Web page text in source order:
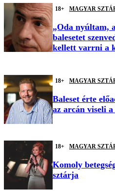
18+ MAGYAR
„Oda nyúltam,
balesetet
kellett varrni a
18+ MAGYAR
Baleset érte
az arcán viseli
18+ MAGYAR
Komoly
sztárja